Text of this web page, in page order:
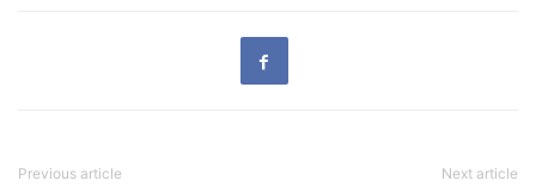
Previous article Next article